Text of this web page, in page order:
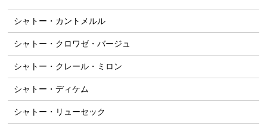
シャトー・カントメルル
シャトー・クロワゼ・バージュ
シャトー・クレール・ミロン
シャトー・ディケム
シャトー・リューセック